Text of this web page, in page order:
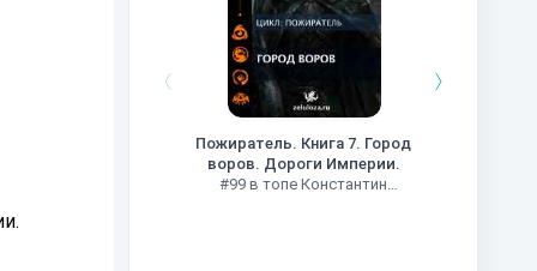
Пожиратель. Книга 7. Город
воров. Дороги Империи.
#99 в топе Константин